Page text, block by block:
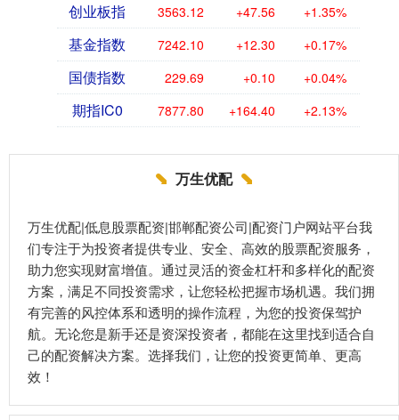
创业板指 3563.12 +47.56 +1.35%
基金指数 7242.10 +12.30 +0.17%
国债指数 229.69 +0.10 +0.04%
期指IC0 7877.80 +164.40 +2.13%
万生优配
万生优配|低息股票配资|邯郸配资公司|配资门户网站平台我
们专注于为投资者提供专业、安全、高效的股票配资服务，
助力您实现财富增值。通过灵活的资金杠杆和多样化的配资
方案，满足不同投资需求，让您轻松把握市场机遇。我们拥
有完善的风控体系和透明的操作流程，为您的投资保驾护
航。无论您是新手还是资深投资者，都能在这里找到适合自
己的配资解决方案。选择我们，让您的投资更简单、更高
效！